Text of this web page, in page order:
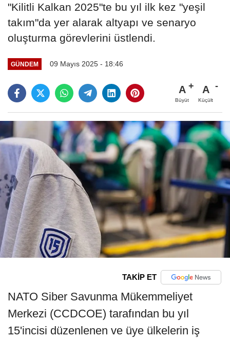
"Kilitli Kalkan 2025"te bu yıl ilk kez "yeşil
takım"da yer alarak altyapı ve senaryo
oluşturma görevlerini üstlendi.
GÜNDEM 09 Mayıs 2025 - 18:46
A
Büyüt
A
Küçült
TAKİP ET
NATO Siber Savunma Mükemmeliyet
Merkezi (CCDCOE) tarafından bu yıl
15'incisi düzenlenen ve üye ülkelerin iş